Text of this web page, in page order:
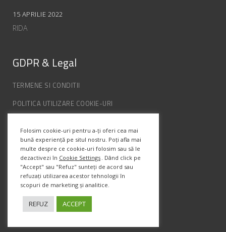
15 APRILIE 2022
RIDA
GDPR & Legal
TERMENE SI CONDITII
POLITICA UTILIZARE COOKIE-URI
ANPC
Info Contact
Str. Semenic, Nr.1, Ap.5, Timisoara.
Telefon:(+4) 0747 066 701
Folosim cookie-uri pentru a-ți oferi cea mai
bună experiență pe situl nostru. Poți afla mai
multe despre ce cookie-uri folosim sau să le
dezactivezi în Cookie Settings . Dând click pe
"Accept" sau "Refuz" sunteți de acord sau
refuzați utilizarea acestor tehnologii în
scopuri de marketing și analitice.
REFUZ ACCEPT